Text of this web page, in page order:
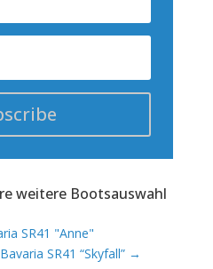
weitere Bootsauswahl
SR41 "Anne"
SR41 “Skyfall” →